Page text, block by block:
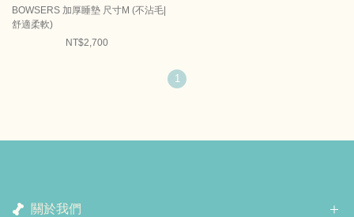
BOWSERS 加厚睡墊 尺寸M (不沾毛|
舒適柔軟)
NT$2,700
1
關於我們